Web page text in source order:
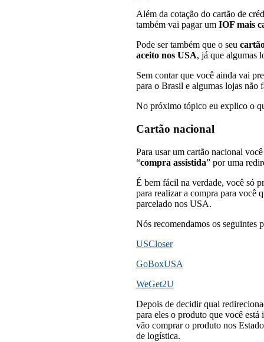
Além da cotação do cartão de
também vai pagar um IOF mais
Pode ser também que o seu
aceito nos USA, já que algumas
Sem contar que você ainda vai
para o Brasil e algumas lojas não
No próximo tópico eu explico o
Cartão nacional
Para usar um cartão nacional
“compra assistida” por uma
É bem fácil na verdade, você só
para realizar a compra para você
parcelado nos USA.
Nós recomendamos os seguintes
USCloser
GoBoxUSA
WeGet2U
Depois de decidir qual
para eles o produto que você está
vão comprar o produto nos
de logística.